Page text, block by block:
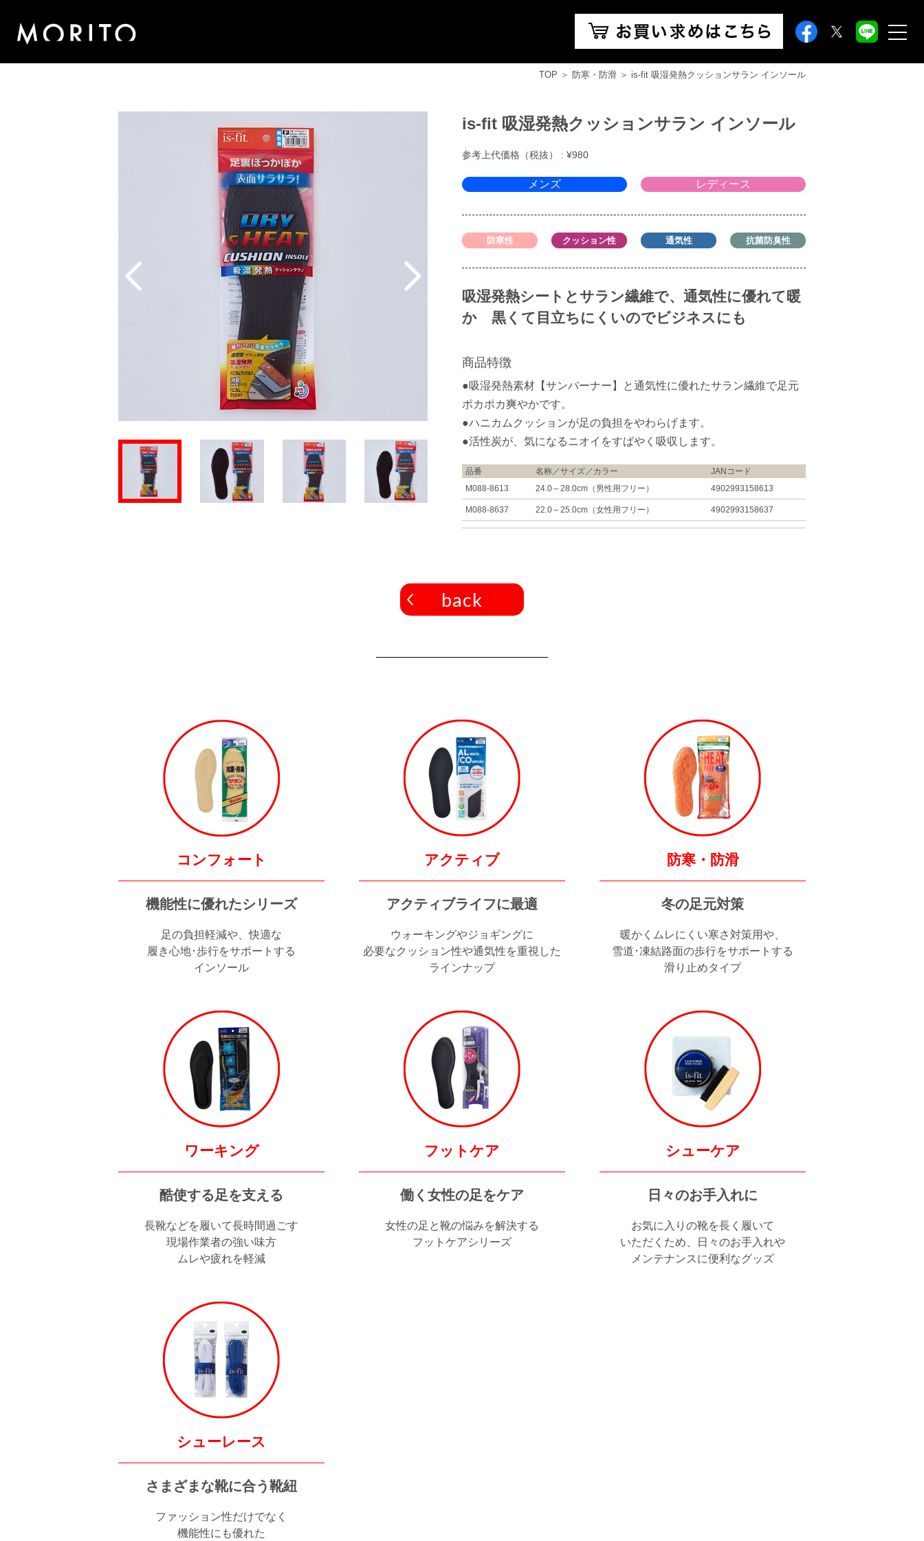
TOP ＞ 防寒・防滑 ＞ is-fit 吸湿発熱クッションサラン インソール
is-fit 吸湿発熱クッションサラン インソール
参考上代価格（税抜） : ¥980
メンズ レディース
防寒性 クッション性 通気性 抗菌防臭性
吸湿発熱シートとサラン繊維で、通気性に優れて暖
か 黒くて目立ちにくいのでビジネスにも
商品特徴
●吸湿発熱素材【サンバーナー】と通気性に優れたサラン繊維で足元
ポカポカ爽やかです。
●ハニカムクッションが足の負担をやわらげます。
●活性炭が、気になるニオイをすばやく吸収します。
品番 名称／サイズ／カラー
JANコード
M088-8613
24.0～28.0cm（男性用フリー） 4902993158613
M088-8637 22.0～25.0cm（女性用フリー） 4902993158637
back
コンフォート
機能性に優れたシリーズ
足の負担軽減や、快適な
履き心地･歩行をサポートする
インソール
アクティブ
アクティブライフに最適
ウォーキングやジョギングに
必要なクッション性や通気性を重視した
ラインナップ
防寒・防滑
冬の足元対策
暖かくムレにくい寒さ対策用や、
雪道･凍結路面の歩行をサポートする
滑り止めタイプ
ワーキング
酷使する足を支える
長靴などを履いて長時間過ごす
現場作業者の強い味方
ムレや疲れを軽減
フットケア
働く女性の足をケア
女性の足と靴の悩みを解決する
フットケアシリーズ
シューケア
日々のお手入れに
お気に入りの靴を長く履いて
いただくため、日々のお手入れや
メンテナンスに便利なグッズ
シューレース
さまざまな靴に合う靴紐
ファッション性だけでなく
機能性にも優れた